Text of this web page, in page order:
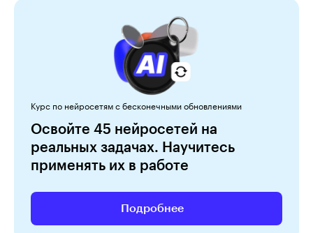
Курс по нейросетям с бесконечными обновлениями
Освойте 45 нейросетей на
реальных задачах. Научитесь
применять их в работе
Подробнее